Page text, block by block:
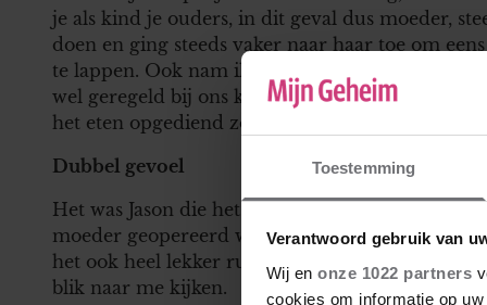
Toestemming
Verantwoord gebruik van
Wij en onze 1022 partners
cookies om informatie op
je als kind je ouders, in dit geval dus moeder,
doen en ging steeds vaker naar haar toe om
te lappen. Ook nam ik steeds vaker haar was
wel geregeld bij ons komen, maar dan zat ze
het eten opgediend zou worden, onderwijl
Dubbel gevoel
Het was Jason die het onderwerp als eerste
moeder geopereerd was. Het was tijdens het
het ook heel lekker rustig nu ze er niet is,’ zei
blik naar me kijken.